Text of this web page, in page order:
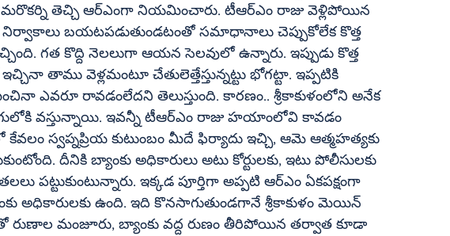
టీఆర్‌ఎం రాజు వెళ్లిపోయిన
నిర్వాకాలు బయటపడుతుండటంతో సమాధానాలు చెప్పుకోలేక కొత్త
ఇవన్నీ టీఆర్‌ఎం రాజు హయాంలోవి కావడం
స్వప్నప్రియ కుటుంబం మీదే ఫిర్యాదు ఇచ్చి, ఆమె ఆత్మహత్యకు
దీనికి బ్యాంకు అధికారులు అటు కోర్టులకు, ఇటు పోలీసులకు
ఇక్కడ పూర్తిగా అప్పటి ఆర్‌ఎం ఏకపక్షంగా
అధికారులకు ఉంది. ఇది కొనసాగుతుండగానే శ్రీకాకుళం మెయిన్‌
రుణాల మంజూరు, బ్యాంకు వద్ద రుణం తీరిపోయిన తర్వాత కూడా